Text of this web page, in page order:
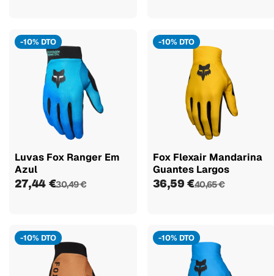
-10% DTO
Luvas Fox Ranger Em
Azul
27,44 €30,49 €
-10% DTO
Fox Flexair Mandarina
Guantes Largos
36,59 €40,65 €
-10% DTO -10% DTO